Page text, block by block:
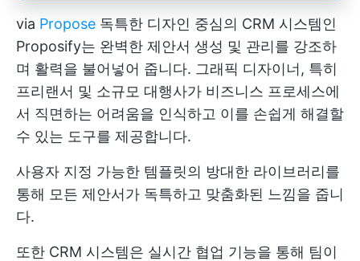
via Propose 독특한 디자인 중심의 CRM 시스템인
Proposify는 완벽한 제안서 생성 및 관리를 강조하
며 활력을 불어넣어 줍니다. 그래픽 디자이너, 특히
프리랜서 및 소규모 대행사가 비즈니스 프로세스에
서 직면하는 어려움을 인식하고 이를 손쉽게 해결할
수 있는 도구를 제공합니다.
사용자 지정 가능한 템플릿의 방대한 라이브러리를
통해 모든 제안서가 독특하고 맞춤화된 느낌을 줍니
다.
또한 CRM 시스템은 실시간 협업 기능을 통해 팀이